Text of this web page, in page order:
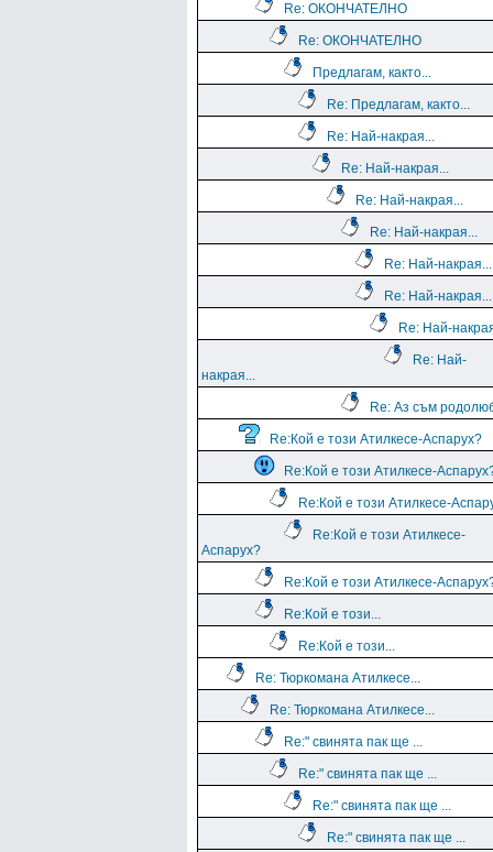
Re: ОКОНЧАТЕЛНО
Re: ОКОНЧАТЕЛНО
Предлагам, както...
Re: Предлагам, както...
Re: Най-накрая...
Re: Най-накрая...
Re: Най-накрая...
Re: Най-накрая...
Re: Най-накрая...
Re: Най-накрая...
Re: Най-
Re: Най-
накрая...
Re: Аз съм
Re:Кой е този Атилкесе-Аспарух?
Re:Кой е този Атилкесе-
Re:Кой е този Атилкесе-
Re:Кой е този Атилкесе-
Аспарух?
Re:Кой е този Атилкесе-
Re:Кой е този...
Re:Кой е този...
Re: Тюркомана Атилкесе...
Re: Тюркомана Атилкесе...
Re:" свинята пак ще ...
Re:" свинята пак ще ...
Re:" свинята пак ще ...
Re:" свинята пак ще ...